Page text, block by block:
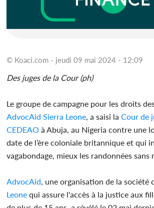
© Koaci.com - jeudi 09 mai 2024 - 12:09
Des juges de la Cour (ph)
Le groupe de campagne pour les droits
AdvocAid Sierra Leone , a saisi la Cour de
CEDEAO à Abuja, au Nigeria contre une
date de l’ère coloniale britannique et qui
vagabondage, mieux les randonnées sans
AdvocAid , une organisation de la société
Leone qui assure l'accès à la justice aux